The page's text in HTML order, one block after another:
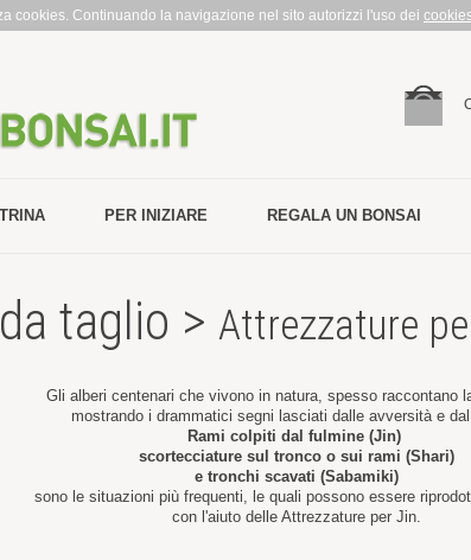
cookies. Continuando la navigazione nel sito autorizzi l'uso dei
PER INIZIARE REGALA UN BONSAI
taglio > Attrezzature
Gli alberi centenari che vivono in natura, spesso raccontano
mostrando i drammatici segni lasciati dalle avversità e
Rami colpiti dal fulmine (Jin)
scortecciature sul tronco o sui rami (Shari)
e tronchi scavati (Sabamiki)
sono le situazioni più frequenti, le quali possono essere
con l'aiuto delle Attrezzature per Jin.